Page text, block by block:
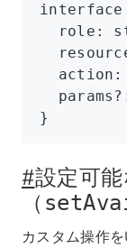
interface
  role
:
  action
:
  params
}
#設定可
（
カスタム操作